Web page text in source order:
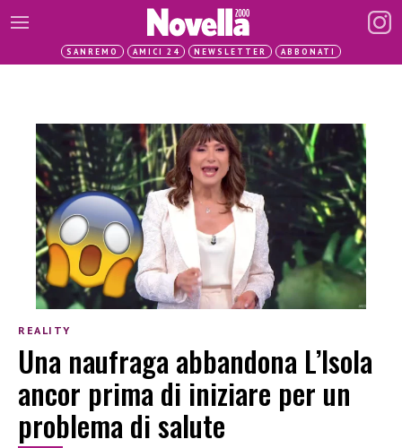
SANREMO AMICI 24 NEWSLETTER ABBONATI
REALITY
Una naufraga abbandona L’Isola
ancor prima di iniziare per un
problema di salute